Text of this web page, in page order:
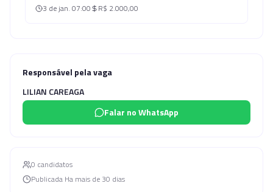
3 de jan. 07:00 R$ 2.000,00
Responsável pela vaga
LILIAN CAREAGA
Falar no WhatsApp
0 candidatos
Publicada Ha mais de 30 dias